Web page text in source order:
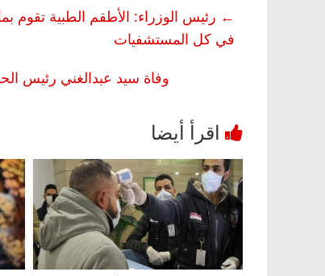
← رئيس الوزراء: الأطقم الطبية تقوم
في كل المستشفيات
وفاة سيد عبدالغني رئيس